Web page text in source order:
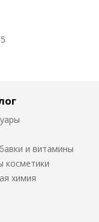
и витамины
косметики
химия